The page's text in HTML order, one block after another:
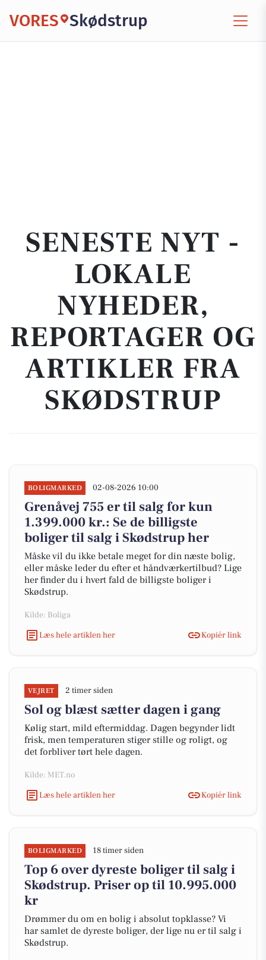
VORES Skødstrup
SENESTE NYT -
LOKALE
NYHEDER,
REPORTAGER OG
ARTIKLER FRA
SKØDSTRUP
BOLIGMARKED 02-08-2026 10:00
Grenåvej 755 er til salg for kun
1.399.000 kr.: Se de billigste
boliger til salg i Skødstrup her
Måske vil du ikke betale meget for din næste bolig,
eller måske leder du efter et håndværkertilbud? Lige
her finder du i hvert fald de billigste boliger i
Skødstrup.
Kilde: Boliga
Læs hele artiklen her
Kopiér link
VEJRET 2 timer siden
Sol og blæst sætter dagen i gang
Kølig start, mild eftermiddag. Dagen begynder lidt
frisk, men temperaturen stiger stille og roligt, og
det forbliver tørt hele dagen.
Kilde: MET.no
Læs hele artiklen her
Kopiér link
BOLIGMARKED 18 timer siden
Top 6 over dyreste boliger til salg i
Skødstrup. Priser op til 10.995.000
kr
Drømmer du om en bolig i absolut topklasse? Vi
har samlet de dyreste boliger, der lige nu er til salg i
Skødstrup.